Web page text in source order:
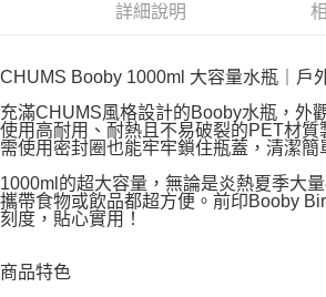
詳細說明
CHUMS Booby 1000ml 大容量水瓶｜戶
充滿CHUMS風格設計的Booby水瓶，外
使用高耐用、耐熱且不易破裂的PET材質
需使用密封圈也能牢牢鎖住瓶蓋，清潔簡
1000ml的超大容量，無論是炎熱夏季大
攜帶食物或飲品都超方便。前印Booby
刻度，貼心實用！
商品特色